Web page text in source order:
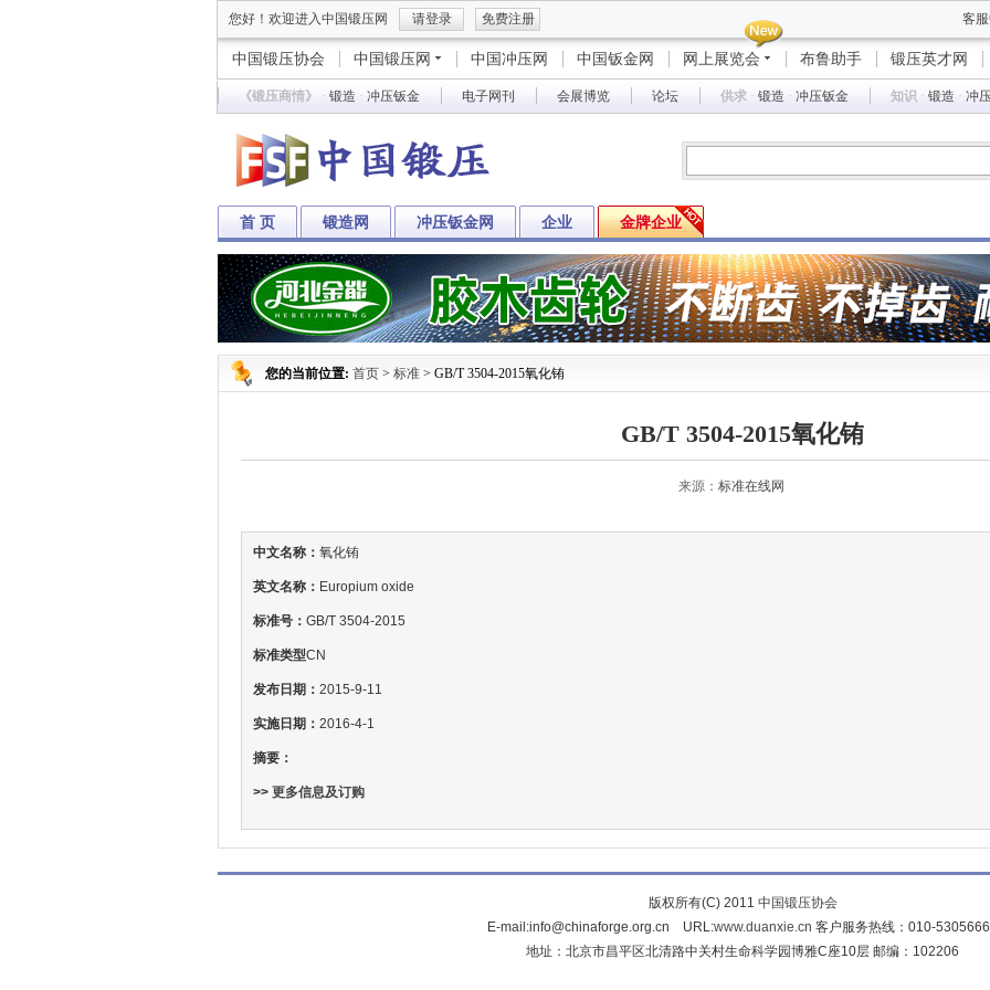
您好！欢迎进入中国锻压网 请登录 免费注册 客
中国锻压协会 中国锻压网 中国冲压网 中国钣金网 网上展览会 布鲁助手 锻压英才网
《锻压商情》 · 锻造 · 冲压钣金 电子网刊 会展博览 论坛 供求 · 锻造 · 冲压钣金 知识 · 锻造 · 冲
首 页 锻造网 冲压钣金网 企业 金牌企业
您的当前位置: 首页 > 标准 > GB/T 3504-2015氧化铕
GB/T 3504-2015氧化铕
来源： 标准在线网
中文名称： 氧化铕
英文名称： Europium oxide
标准号： GB/T 3504-2015
标准类型CN
发布日期： 2015-9-11
实施日期： 2016-4-1
摘要：
>> 更多信息及订购
版权所有(C) 2011 中国锻压协会
E-mail:info@chinaforge.org.cn URL:www.duanxie.cn 客户服务热线：010-
地址：北京市昌平区北清路中关村生命科学园博雅C座10层 邮编：102206